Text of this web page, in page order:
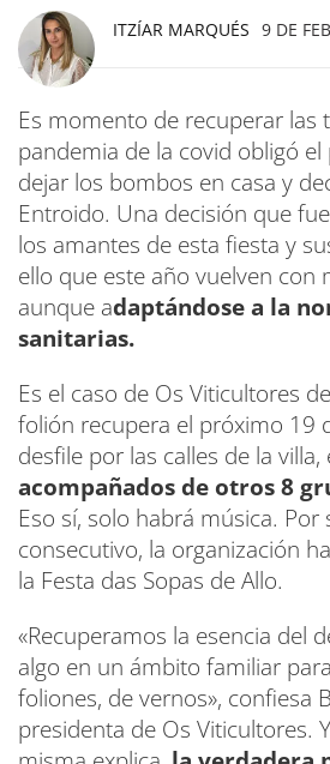
ITZÍAR MARQUÉS 9 DE
Es momento de recuperar las
pandemia de la covid obligó
dejar los bombos en casa y
Entroido. Una decisión que
los amantes de esta fiesta y
ello que este año vuelven con
aunque adaptándose a la
sanitarias.
Es el caso de Os Viticultores
folión recupera el próximo 19
desfile por las calles de la villa,
acompañados de otros 8
Eso sí, solo habrá música. Por
consecutivo, la organización
la Festa das Sopas de Allo.
«Recuperamos la esencia del
algo en un ámbito familiar
foliones, de vernos», confiesa
presidenta de Os Viticultores.